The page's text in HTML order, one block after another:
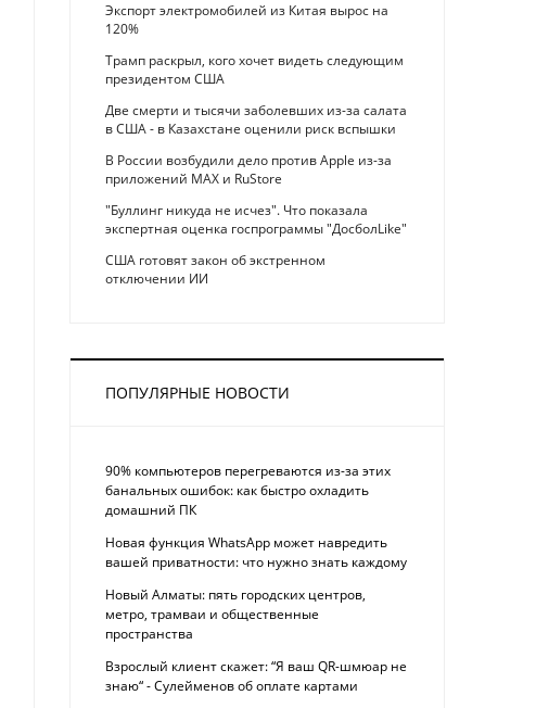
Экспорт электромобилей из Китая вырос на
120%
Трамп раскрыл, кого хочет видеть следующим
президентом США
Две смерти и тысячи заболевших из-за салата
в США - в Казахстане оценили риск вспышки
В России возбудили дело против Apple из-за
приложений MAX и RuStore
"Буллинг никуда не исчез". Что показала
экспертная оценка госпрограммы "ДосболLike"
США готовят закон об экстренном
отключении ИИ
ПОПУЛЯРНЫЕ НОВОСТИ
90% компьютеров перегреваются из-за этих
банальных ошибок: как быстро охладить
домашний ПК
Новая функция WhatsApp может навредить
вашей приватности: что нужно знать каждому
Новый Алматы: пять городских центров,
метро, трамваи и общественные
пространства
Взрослый клиент скажет: “Я ваш QR-шмюар не
знаю“ - Сулейменов об оплате картами